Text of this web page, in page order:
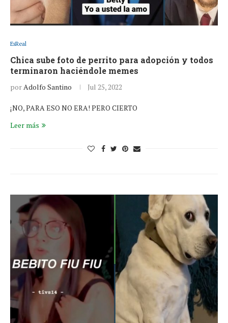
EsReal
Chica sube foto de perrito para adopción y todos
terminaron haciéndole memes
porAdolfo Santino Jul 25, 2022
¡NO, PARA ESO NO ERA! PERO CIERTO
Leer más